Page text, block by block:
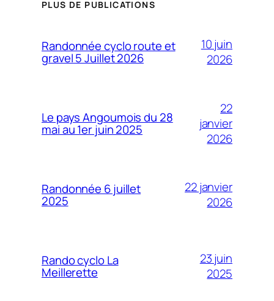
PLUS DE PUBLICATIONS
Randonnée cyclo route et
gravel 5 Juillet 2026
10 juin
2026
Le pays Angoumois du 28
mai au 1er juin 2025
22
janvier
2026
Randonnée 6 juillet
2025
22 janvier
2026
Rando cyclo La
Meillerette
23 juin
2025